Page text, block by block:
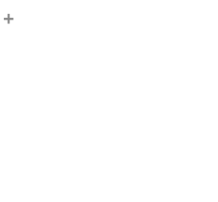
Pinterest